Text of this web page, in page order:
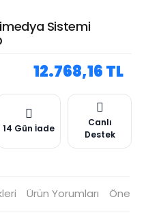
Sistemi
12.768,16 TL
14 Gün İade
Canlı
Destek
Ürün Yorumları